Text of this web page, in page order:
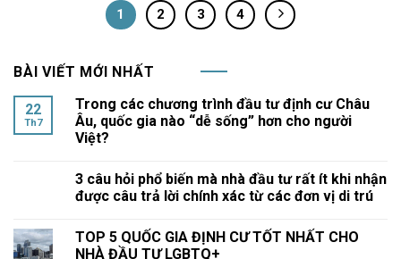
1 2 3 4
BÀI VIẾT MỚI NHẤT
22
Th7
Trong các chương trình đầu tư định cư Châu
Âu, quốc gia nào “dễ sống” hơn cho người
Việt?
3 câu hỏi phổ biến mà nhà đầu tư rất ít khi nhận
được câu trả lời chính xác từ các đơn vị di trú
TOP 5 QUỐC GIA ĐỊNH CƯ TỐT NHẤT CHO
NHÀ ĐẦU TƯ LGBTQ+